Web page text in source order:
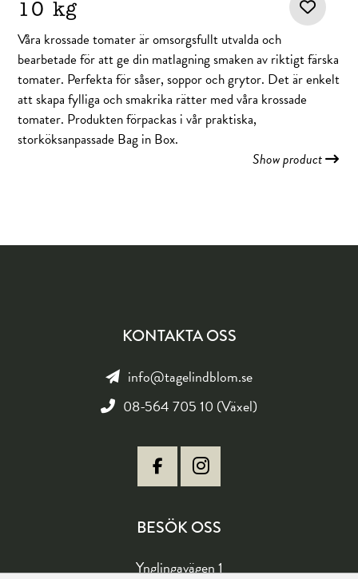
10 kg
Våra krossade tomater är omsorgsfullt utvalda och
bearbetade för att ge din matlagning smaken av riktigt färska
tomater. Perfekta för såser, soppor och grytor. Det är enkelt
att skapa fylliga och smakrika rätter med våra krossade
tomater. Produkten förpackas i vår praktiska,
storköksanpassade Bag in Box.
Show product
KONTAKTA OSS
info@tagelindblom.se
08-564 705 10 (Växel)
BESÖK OSS
Ynglingavägen 1